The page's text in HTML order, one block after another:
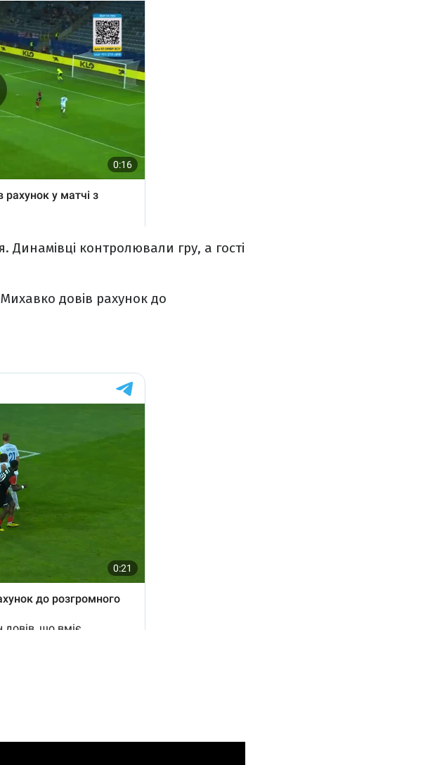
Динамівці контролювали гру, а гості
довів рахунок до